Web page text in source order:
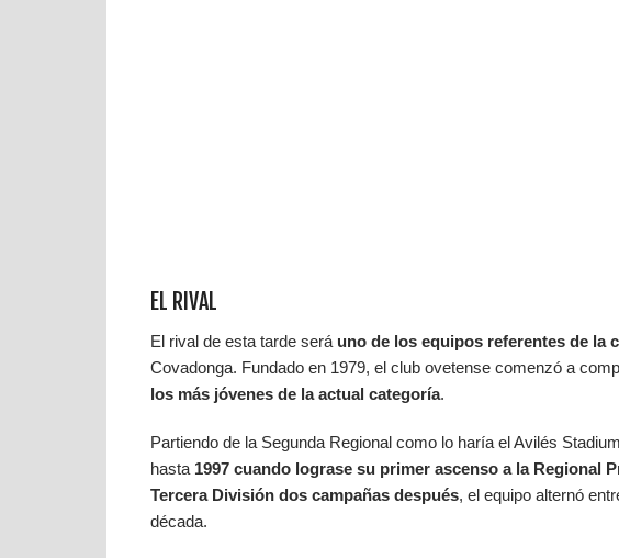
EL RIVAL
El rival de esta tarde será uno de los equipos referentes de la
Covadonga. Fundado en 1979, el club ovetense comenzó a
los más jóvenes de la actual categoría.
Partiendo de la Segunda Regional como lo haría el Avilés
hasta 1997 cuando lograse su primer ascenso a la Regional
Tercera División dos campañas después, el equipo alternó
década.